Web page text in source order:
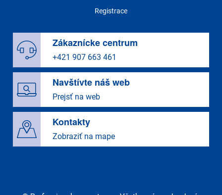
Registrace
Zákaznícke centrum
+421 907 663 461
Navštívte náš web
Prejsť na web
Kontakty
Zobraziť na mape